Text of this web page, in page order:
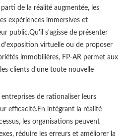
de la réalité augmentée, les
expériences immersives et
public.Qu'il s'agisse de présenter
virtuelle ou de proposer
immobilières, FP-AR permet aux
clients d'une toute nouvelle
de rationaliser leurs
efficacité.En intégrant la réalité
les organisations peuvent
réduire les erreurs et améliorer la